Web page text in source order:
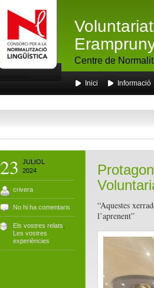
Centre de
Inici Informació
23
JULIOL
2024
crivera
No hi ha comentaris
Els vostres relats
Les vostres
experiències
“Aquestes
l’aprenent”